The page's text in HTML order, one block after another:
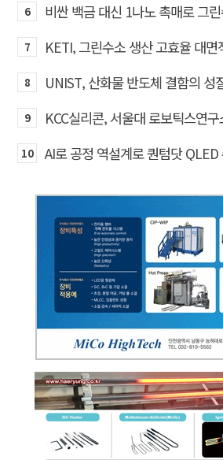
6 비싼 백금 대신 1나노 촉매로 그
7
8 UNIST, 산화물 반도체 결함의 성
9
10 AI로 공정 역설계로 퀀텀닷